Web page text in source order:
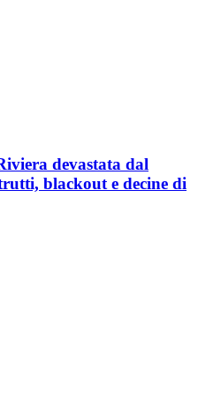
devastata dal
blackout e decine di